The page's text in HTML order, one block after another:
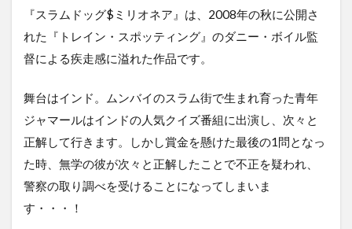
『スラムドッグ$ミリオネア』は、2008年の秋に公開さ
れた『トレイン・スポッティング』のダニー・ボイル監
督による疾走感に溢れた作品です。
舞台はインド。ムンバイのスラム街で生まれ育った青年
ジャマールはインドの人気クイズ番組に出演し、次々と
正解して行きます。しかし賞金を懸けた最後の1問となっ
た時、無学の彼が次々と正解したことで不正を疑われ、
警察の取り調べを受けることになってしまいま
す・・・！